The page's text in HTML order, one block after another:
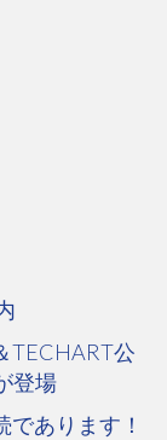
TECHART公
登場
であります！